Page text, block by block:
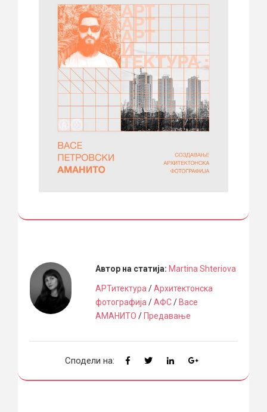
Автор на статија: Martina Shteriova
АРТитектура /Архитектонска
фотографија /АФС/Васе
АМАНИТО /Предавање
Сподели на: